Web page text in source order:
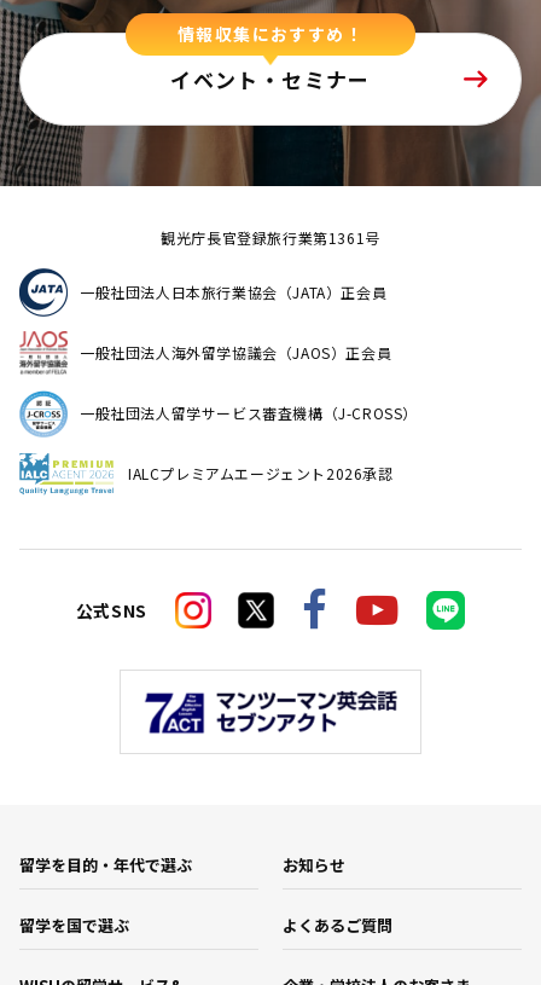
情報収集におすすめ！
イベント・セミナー
観光庁長官登録旅行業第1361号
一般社団法人日本旅行業協会（JATA）正会員
一般社団法人海外留学協議会（JAOS）正会員
一般社団法人留学サービス審査機構（J-CROSS）
IALCプレミアムエージェント2026承認
公式SNS
留学を目的・年代で選ぶ
留学を国で選ぶ
お知らせ
よくあるご質問